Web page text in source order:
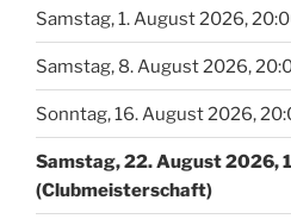
Samstag, 1. August 2026,
Samstag, 8. August 2026,
Sonntag, 16. August 2026,
Samstag, 22. August 2026,
(Clubmeisterschaft)